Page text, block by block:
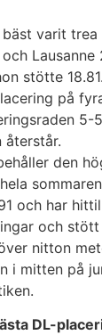
varit trea
Lausanne
stötte
på
5-
återstår.
den
och har
och stött
nitton
i mitten på
DL-